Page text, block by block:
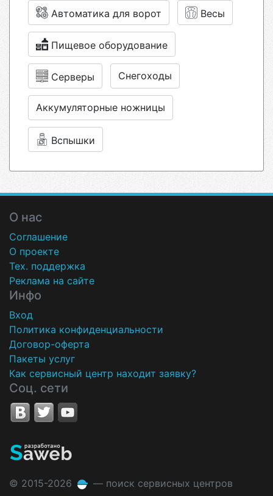
Автоматика для ворот Весы
Пищевое оборудование
Серверы Снегоходы
Аккумуляторные ножницы
Вспышки
О нас
Соглашение
О проекте
Тех. поддержка
Реклама на сайте
Инфо
Вход
Политика конфиденциальности
Договор-оферта
Пакеты услуг
Как сервисный центр находит заявку?
Соц. сети
© 2015-2026 — поиск сервисных центров